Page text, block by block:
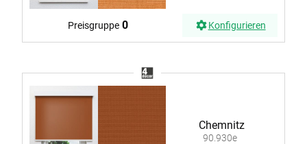
Preisgruppe 0 Konfigurieren
Chemnitz
90.930e